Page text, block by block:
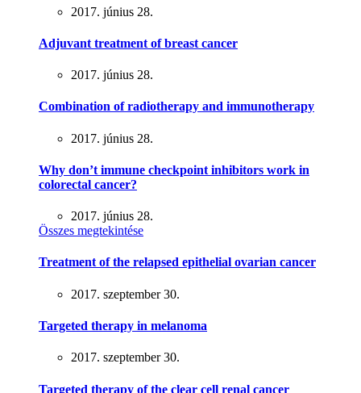
2017. június 28.
Adjuvant treatment of breast cancer
2017. június 28.
Combination of radiotherapy and immunotherapy
2017. június 28.
Why don’t immune checkpoint inhibitors work in
colorectal cancer?
2017. június 28.
Összes megtekintése
Treatment of the relapsed epithelial ovarian cancer
2017. szeptember 30.
Targeted therapy in melanoma
2017. szeptember 30.
Targeted therapy of the clear cell renal cancer